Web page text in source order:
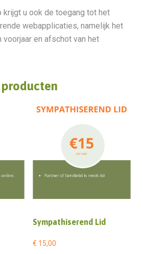
u ook de toegang tot het
webapplicaties, namelijk het
voorjaar en afschot van het
Sympathiserend Lid
€ 15,00